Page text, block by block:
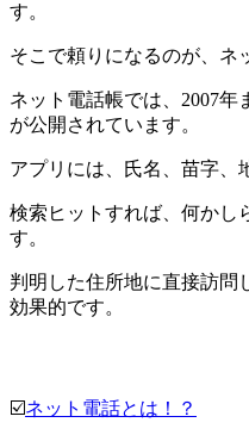
す。
そこで頼りになるのが、ネ
ネット電話帳では、2007
が公開されています。
アプリには、氏名、苗字、
検索ヒットすれば、何かし
す。
判明した住所地に直接訪問
効果的です。
☑️ネット電話とは！？